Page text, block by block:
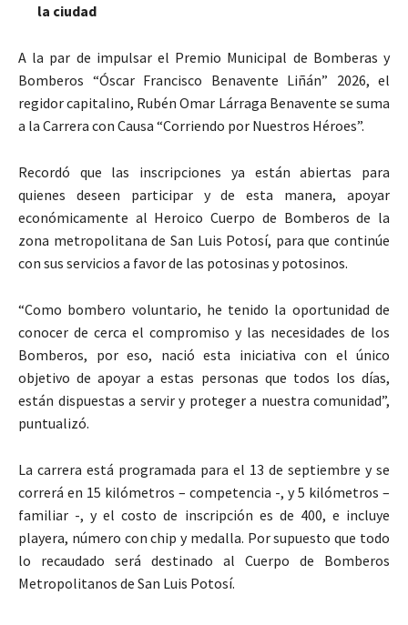
la ciudad
A la par de impulsar el Premio Municipal de Bomberas y
Bomberos “Óscar Francisco Benavente Liñán” 2026, el
regidor capitalino, Rubén Omar Lárraga Benavente se suma
a la Carrera con Causa “Corriendo por Nuestros Héroes”.
Recordó que las inscripciones ya están abiertas para
quienes deseen participar y de esta manera, apoyar
económicamente al Heroico Cuerpo de Bomberos de la
zona metropolitana de San Luis Potosí, para que continúe
con sus servicios a favor de las potosinas y potosinos.
“Como bombero voluntario, he tenido la oportunidad de
conocer de cerca el compromiso y las necesidades de los
Bomberos, por eso, nació esta iniciativa con el único
objetivo de apoyar a estas personas que todos los días,
están dispuestas a servir y proteger a nuestra comunidad”,
puntualizó.
La carrera está programada para el 13 de septiembre y se
correrá en 15 kilómetros – competencia -, y 5 kilómetros –
familiar -, y el costo de inscripción es de 400, e incluye
playera, número con chip y medalla. Por supuesto que todo
lo recaudado será destinado al Cuerpo de Bomberos
Metropolitanos de San Luis Potosí.